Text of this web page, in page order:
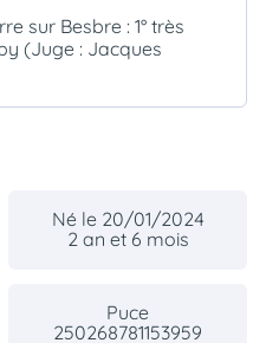
sur Besbre : 1° très
(Juge : Jacques
Né le 20/01/2024
2 an et 6 mois
Puce
250268781153959